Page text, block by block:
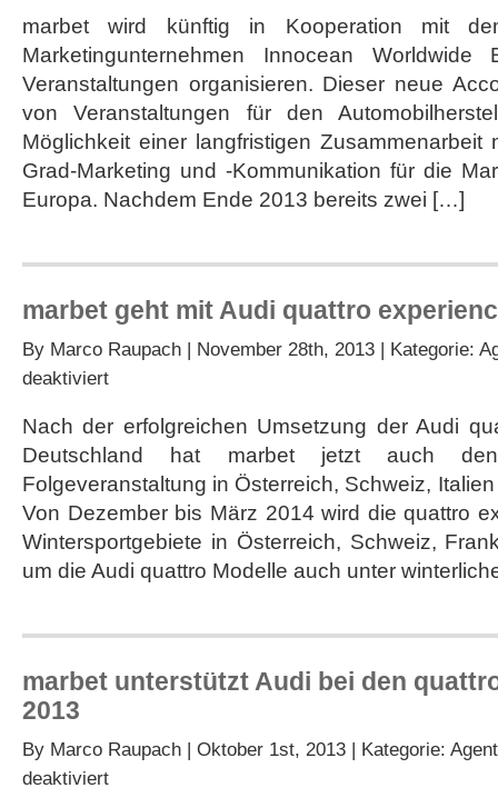
marbet wird künftig in Kooperation mit
Marketingunternehmen Innocean Worldwide
Veranstaltungen organisieren. Dieser neue
von Veranstaltungen für den
Möglichkeit einer langfristigen Zusammenarbeit
Grad-Marketing und -Kommunikation für die
Europa. Nachdem Ende 2013 bereits zwei […]
marbet geht mit Audi quattro
By Marco Raupach | November 28th, 2013 | Kategorie:
deaktiviertfür
mit
Audi
experience
im
Nach der erfolgreichen Umsetzung der Audi
Deutschland hat marbet jetzt auch
Folgeveranstaltung in Österreich, Schweiz,
Von Dezember bis März 2014 wird die quattro
Wintersportgebiete in Österreich, Schweiz,
um die Audi quattro Modelle auch unter
marbet unterstützt Audi bei den
2013
By Marco Raupach | Oktober 1st, 2013 | Kategorie:
deaktiviertfür